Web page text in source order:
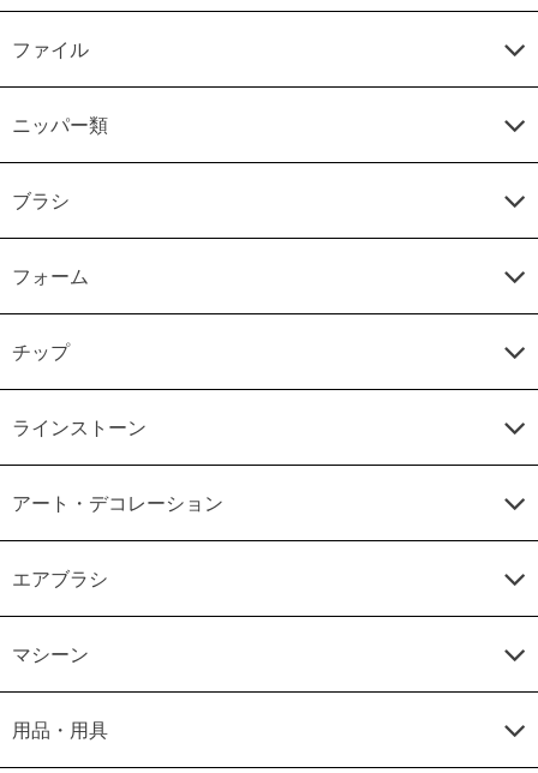
ファイル
ニッパー類
ブラシ
フォーム
チップ
ラインストーン
アート・デコレーション
エアブラシ
マシーン
用品・用具